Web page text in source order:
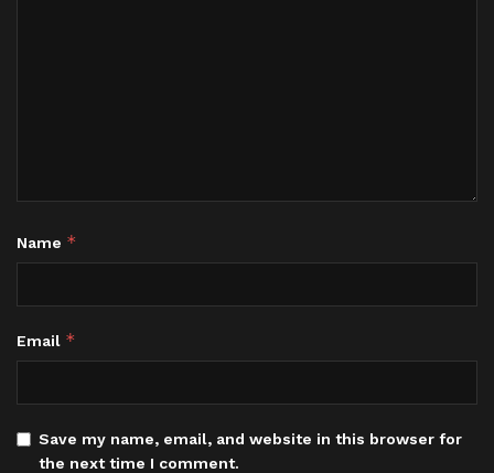
Name *
Email *
Save my name, email, and website in this browser for
the next time I comment.